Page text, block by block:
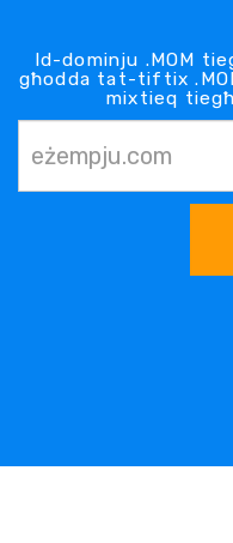
Id-dominju .MOM
għodda tat-tiftix
mixtieq